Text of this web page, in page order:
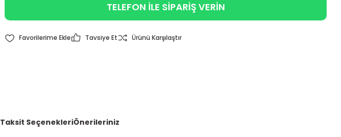
TELEFON İLE SİPARİŞ VERİN
Tavsiye Et Ürünü Karşılaştır
Taksit SeçenekleriÖnerileriniz